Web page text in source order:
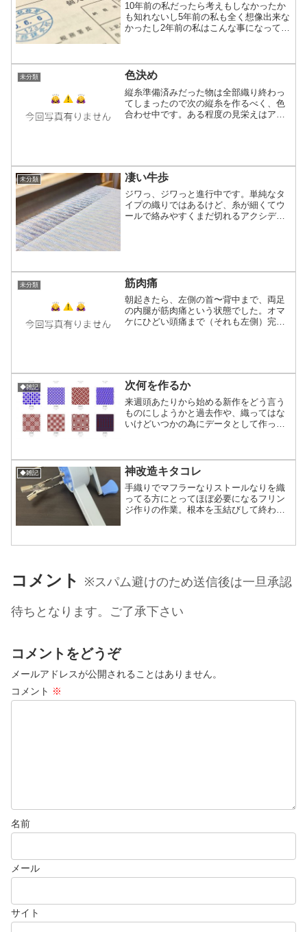
10年前の私だったら考えもしなかったか
も知れないし5年前の私も全く想像出来な
かったし2年前の私はこんな事になってる
1年何本織ったのか分からないくらい織っ
てデザフェスに...
未分類 色決め
縦糸準備済みだった物は全部織り終わっ
てしまったので次の縦糸を作るべく、色
合わせ中です。ある程度の見栄えはアプ
未分類 凄い牛歩
ジワっ、ジワっと進行中です。単純なタ
イプの織りではあるけど、糸が細くてウ
ールで絡みやすくまだ切れるアクシデン
未分類 筋肉痛
朝起きたら、左側の首〜背中まで、両足
の内腿が筋肉痛という状態でした。オマ
ケにひどい頭痛まで（それも左側）完全
◆雑記 次何を作るか
来週頭あたりから始める新作をどう言う
ものにしようかと過去作や、織ってはな
いけどいつかの為にデータとして作って
為、制作済みの巻き物在庫があるので今
年は去年ほど馬車馬(笑...
◆雑記 神改造キタコレ
手織りでマフラーなりストールなりを織
ってる方にとってほぼ必要になるフリン
ジ作りの作業。根本を玉結びして終わり
ーなど道具を利用か手でネジる方の大体2
コメント ※スパム避けのため送信後は一旦承認
待ちとなります。ご了承下さい
コメントをどうぞ
メールアドレスが公開されることはありません。
コメント ※
名前
メール
サイト